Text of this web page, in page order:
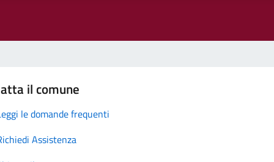
il comune
le domande frequenti
Assistenza